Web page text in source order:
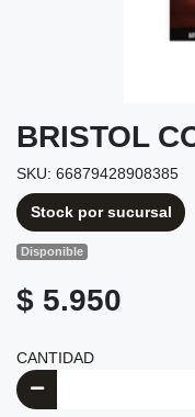
BRISTOL
SKU: 66879428908385
Stock por sucursal
Disponible
$ 5.950
CANTIDAD